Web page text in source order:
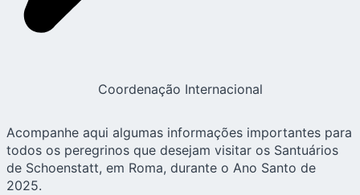
Coordenação Internacional
Acompanhe aqui algumas informações importantes para
todos os peregrinos que desejam visitar os Santuários
de Schoenstatt, em Roma, durante o Ano Santo de
2025.